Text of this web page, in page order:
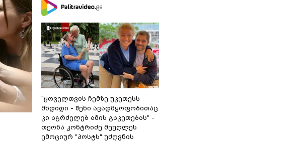
"ყოველთვის ჩემზე უკეთესს
მხდიდი - შენი ავადმყოფობითაც
კი აგრძელებ ამის გაკეთებას" -
თეონა კონტრიძე მეუღლეს
ემოციურ "პოსტს" უძღვნის